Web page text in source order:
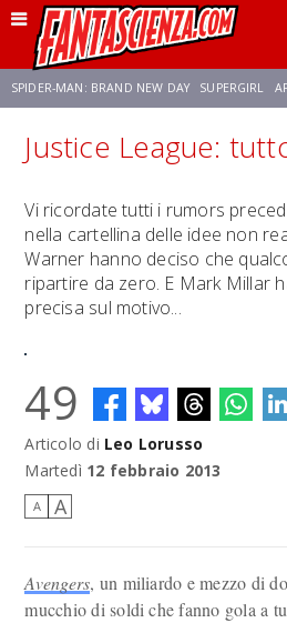
SPIDER-MAN: BRAND NEW DAY SUPERGIRL
FRANCO RICCIARDIELLO ZENDAYA STAR
NETFLIX SADIE SINK STAR TREK: STRANGE
Justice League:
Vi ricordate tutti i rumors
nella cartellina delle idee non
Warner hanno deciso che
ripartire da zero. E Mark Millar
precisa sul motivo...
49
Articolo di Leo Lorusso
Martedì 12 febbraio 2013
A A
Avengers, un miliardo e mezzo di
mucchio di soldi che fanno gola a